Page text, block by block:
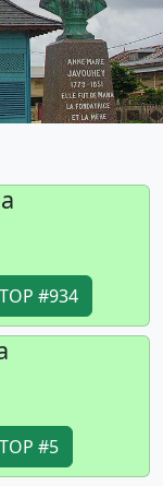
#934
#5